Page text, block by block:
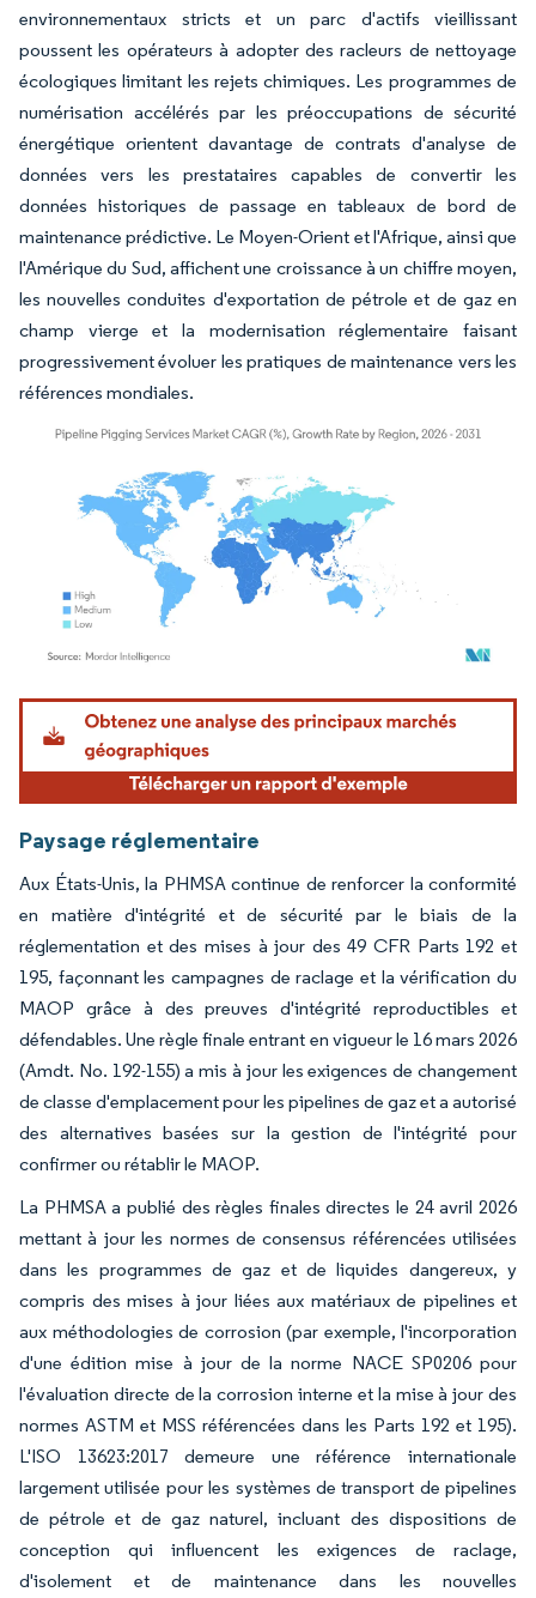
environnementaux stricts et un parc d'actifs vieillissant
poussent les opérateurs à adopter des racleurs de nettoyage
écologiques limitant les rejets chimiques. Les programmes de
numérisation accélérés par les préoccupations de sécurité
énergétique orientent davantage de contrats d'analyse de
données vers les prestataires capables de convertir les
données historiques de passage en tableaux de bord de
maintenance prédictive. Le Moyen-Orient et l'Afrique, ainsi que
l'Amérique du Sud, affichent une croissance à un chiffre moyen,
les nouvelles conduites d'exportation de pétrole et de gaz en
champ vierge et la modernisation réglementaire faisant
progressivement évoluer les pratiques de maintenance vers les
références mondiales.
Image © Mordor Intelligence. La réutilisation nécessite une attribution sous CC BY
Paysage réglementaire
Aux États-Unis, la PHMSA continue de renforcer la conformité
en matière d'intégrité et de sécurité par le biais de la
réglementation et des mises à jour des 49 CFR Parts 192 et
195, façonnant les campagnes de raclage et la vérification du
MAOP grâce à des preuves d'intégrité reproductibles et
défendables. Une règle finale entrant en vigueur le 16 mars 2026
(Amdt. No. 192-155) a mis à jour les exigences de changement
de classe d'emplacement pour les pipelines de gaz et a autorisé
des alternatives basées sur la gestion de l'intégrité pour
confirmer ou rétablir le MAOP.
La PHMSA a publié des règles finales directes le 24 avril 2026
mettant à jour les normes de consensus référencées utilisées
dans les programmes de gaz et de liquides dangereux, y
compris des mises à jour liées aux matériaux de pipelines et
aux méthodologies de corrosion (par exemple, l'incorporation
d'une édition mise à jour de la norme NACE SP0206 pour
l'évaluation directe de la corrosion interne et la mise à jour des
normes ASTM et MSS référencées dans les Parts 192 et 195).
L'ISO 13623:2017 demeure une référence internationale
largement utilisée pour les systèmes de transport de pipelines
de pétrole et de gaz naturel, incluant des dispositions de
conception qui influencent les exigences de raclage,
d'isolement et de maintenance dans les nouvelles